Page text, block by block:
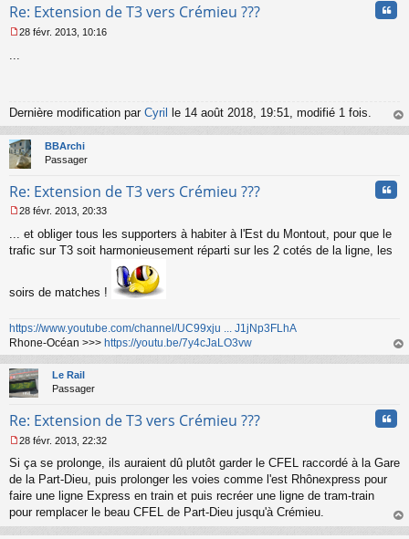
Re: Extension de T3 vers Crémieu ???
g
e
n
o
n
u
28 févr. 2013, 10:16
Dernière modification par Cyril le 14 août 2018, 19:51, modifié 1 fois.
au
BBArchi
Passager
Re: Extension de T3 vers Crémieu ???
e
s
g
o
n
l
u
28 févr. 2013, 20:33
... et obliger tous les supporters à habiter à l'Est du Montout, pour que le
trafic sur T3 soit harmonieusement réparti sur les 2 cotés de la ligne, les
soirs de matches !
https://www.youtube.com/channel/UC99xju ... J1jNp3FLhA
Rhone-Océan >>> https://youtu.be/7y4cJaLO3vw
au
Le Rail
Passager
Re: Extension de T3 vers Crémieu ???
e
s
s
g
28 févr. 2013, 22:32
Si ça se prolonge, ils auraient dû plutôt garder le CFEL raccordé à la Gare
de la Part-Dieu, puis prolonger les voies comme l'est Rhônexpress pour
faire une ligne Express en train et puis recréer une ligne de tram-train
pour remplacer le beau CFEL de Part-Dieu jusqu'à Crémieu.
au